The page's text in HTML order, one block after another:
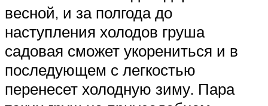
весной, и за полгода до
наступления холодов груша
садовая сможет укорениться и в
последующем с легкостью
перенесет холодную зиму. Пара